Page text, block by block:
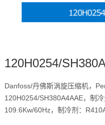
120H0254/
Danfoss/丹佛斯涡旋压缩机，
120H0254/SH380A4AAE，制冷
109.6Kw/60Hz，制冷剂：